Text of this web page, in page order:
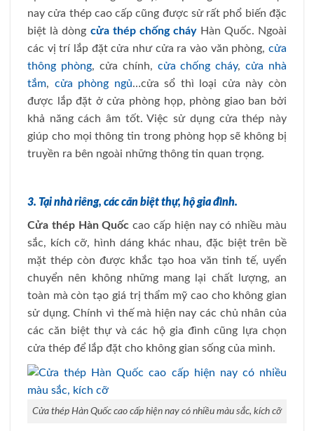
nay cửa thép cao cấp cũng được sử rất phổ biến đặc
biệt là dòng cửa thép chống cháy Hàn Quốc. Ngoài
các vị trí lắp đặt cửa như cửa ra vào văn phòng, cửa
thông phòng, cửa chính, cửa chống cháy,cửa nhà
tắm, cửa phòng ngủ…cửa sổ thì loại cửa này còn
được lắp đặt ở cửa phòng họp, phòng giao ban bởi
khả năng cách âm tốt. Việc sử dụng cửa thép này
giúp cho mọi thông tin trong phòng họp sẽ không bị
truyền ra bên ngoài những thông tin quan trọng.
3. Tại nhà riêng, các căn biệt thự, hộ gia đình.
Cửa thép Hàn Quốc cao cấp hiện nay có nhiều màu
sắc, kích cỡ, hình dáng khác nhau, đặc biệt trên bề
mặt thép còn được khắc tạo hoa văn tinh tế, uyển
chuyển nên không những mang lại chất lượng, an
toàn mà còn tạo giá trị thẩm mỹ cao cho không gian
sử dụng. Chính vì thế mà hiện nay các chủ nhân của
các căn biệt thự và các hộ gia đình cũng lựa chọn
cửa thép để lắp đặt cho không gian sống của mình.
Cửa thép Hàn Quốc cao cấp hiện nay có nhiều màu sắc, kích cỡ